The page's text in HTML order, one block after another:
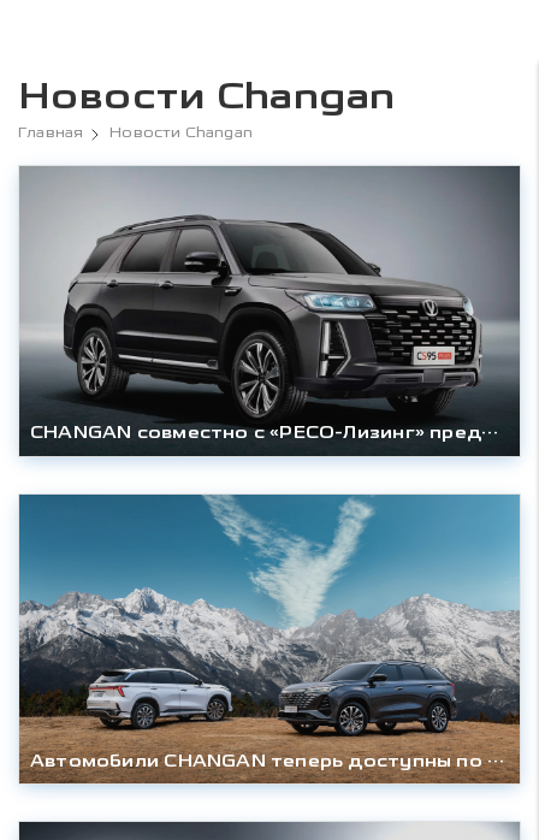
Новости Changan
Главная Новости Changan
CHANGAN совместно с «РЕСО-Лизинг» представляют выгодные условия для физических лиц
Автомобили CHANGAN теперь доступны по подписке в сервисе Careta